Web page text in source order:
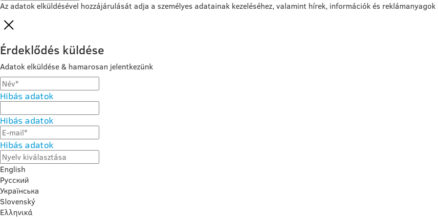
Az adatok elküldésével hozzájárulását adja a személyes adatainak kezeléséhez, valamint hírek, információk és reklámanyagok
Érdeklődés küldése
Adatok elküldése & hamarosan jelentkezünk
Hibás adatok
Hibás adatok
Hibás adatok
English
Русский
Українська
Slovenský
Ελληνικά